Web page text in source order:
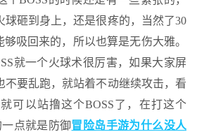
球砸到身上，还是很疼的，当然了30
吸回来的，所以也算是无伤大雅。
就一个火球术很厉害，如果大家屏
不要乱跑，就站着不动继续攻击，看
可以站撸这个BOSS了，在打这个
点就是防御冒险岛手游为什么没人